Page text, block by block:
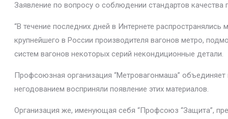
Заявление по вопросу о соблюдении стандартов
“В течение последних дней в Интернете
крупнейшего в России производителя вагонов метро,
систем вагонов некоторых серий некондиционные детали.
Профсоюзная организация “Метровагонмаша”
негодованием восприняли появление этих материалов.
Организация же, именующая себя “Профсоюз “Защита”,